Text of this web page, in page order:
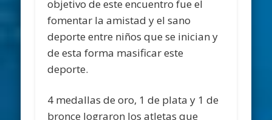
objetivo de este encuentro fue el
fomentar la amistad y el sano
deporte entre niños que se inician y
de esta forma masificar este
deporte.
4 medallas de oro, 1 de plata y 1 de
bronce lograron los atletas que